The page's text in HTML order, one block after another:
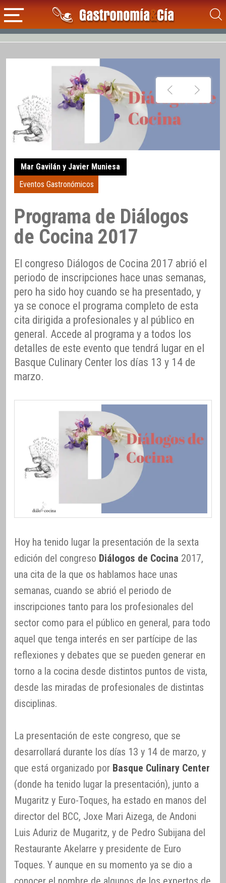
Mar Gavilán y Javier Muniesa
Eventos Gastronómicos
Programa de Diálogos
de Cocina 2017
El congreso Diálogos de Cocina 2017 abrió el
periodo de inscripciones hace unas semanas,
pero ha sido hoy cuando se ha presentado, y
ya se conoce el programa completo de esta
cita dirigida a profesionales y al público en
general. Accede al programa y a todos los
detalles de este evento que tendrá lugar en el
Basque Culinary Center los días 13 y 14 de
marzo.
Hoy ha tenido lugar la presentación de la sexta
edición del congreso Diálogos de Cocina 2017,
una cita de la que os hablamos hace unas
semanas, cuando se abrió el periodo de
inscripciones tanto para los profesionales del
sector como para el público en general, para todo
aquel que tenga interés en ser partícipe de las
reflexiones y debates que se pueden generar en
torno a la cocina desde distintos puntos de vista,
desde las miradas de profesionales de distintas
disciplinas.
La presentación de este congreso, que se
desarrollará durante los días 13 y 14 de marzo, y
que está organizado por Basque Culinary Center
(donde ha tenido lugar la presentación), junto a
Mugaritz y Euro-Toques, ha estado en manos del
director del BCC, Joxe Mari Aizega, de Andoni
Luis Aduriz de Mugaritz, y de Pedro Subijana del
Restaurante Akelarre y presidente de Euro
Toques. Y aunque en su momento ya se dio a